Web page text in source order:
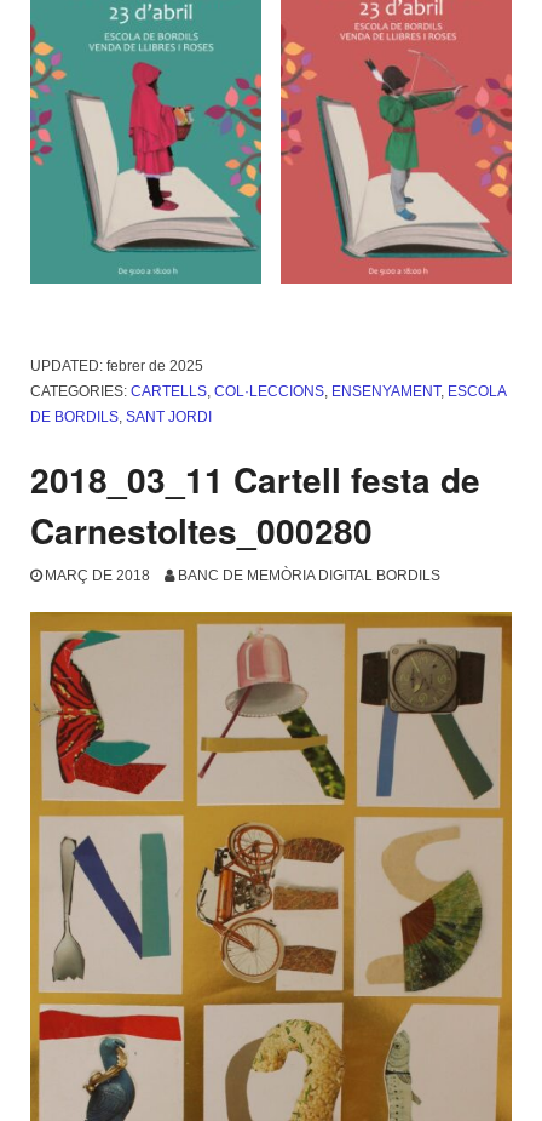
UPDATED: febrer de 2025
CATEGORIES: CARTELLS, COL·LECCIONS, ENSENYAMENT, ESCOLA
DE BORDILS, SANT JORDI
2018_03_11 Cartell festa de
Carnestoltes_000280
MARÇ DE 2018 BANC DE MEMÒRIA DIGITAL BORDILS